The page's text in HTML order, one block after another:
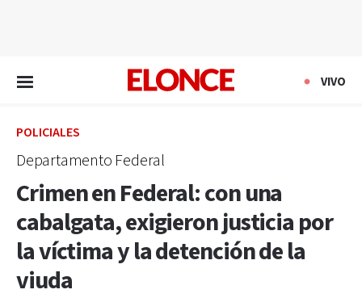
VIVO
POLICIALES
Departamento Federal
Crimen en Federal: con una
cabalgata, exigieron justicia por
la víctima y la detención de la
viuda